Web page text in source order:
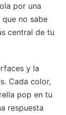
por una
no sabe
central de tu
y la
Cada color,
pop en tu
respuesta